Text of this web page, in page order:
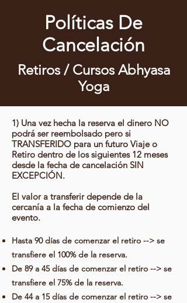
Políticas De
Cancelación
Retiros / Cursos Abhyasa
Yoga
1) Una vez hecha la reserva el dinero NO
podrá ser reembolsado pero si
TRANSFERIDO para un futuro Viaje o
Retiro dentro de los siguientes 12 meses
desde la fecha de cancelación SIN
EXCEPCIÓN.
El valor a transferir depende de la
cercanía a la fecha de comienzo del
evento.
Hasta 90 días de comenzar el retiro --> se
transfiere el 100% de la reserva.
De 89 a 45 días de comenzar el retiro --> se
transfiere el 75% de la reserva.
De 44 a 15 días de comenzar el retiro --> se